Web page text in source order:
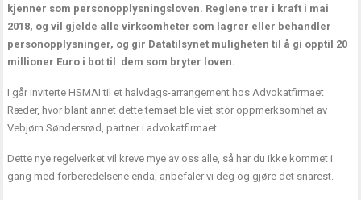
kjenner som personopplysningsloven. Reglene trer i kraft i mai
2018, og vil gjelde alle virksomheter som lagrer eller behandler
personopplysninger, og gir Datatilsynet muligheten til å gi opptil 20
millioner Euro i bot til dem som bryter loven.
I går inviterte HSMAI til et halvdags-arrangement hos Advokatfirmaet
Ræder, hvor blant annet dette temaet ble viet stor oppmerksomhet av
Vebjørn Søndersrød, partner i advokatfirmaet.
Dette nye regelverket vil kreve mye av oss alle, så har du ikke kommet i
gang med forberedelsene enda, anbefaler vi deg og gjøre det snarest.